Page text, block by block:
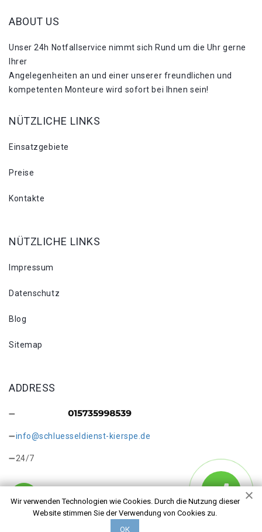
Wir verwenden Technologien wie Cookies. Durch die Nutzung dieser
Website stimmen Sie der Verwendung von Cookies zu.
ОК
ABOUT US
Unser 24h Notfallservice nimmt sich Rund um die Uhr gerne
Ihrer
Angelegenheiten an und einer unserer freundlichen und
kompetenten Monteure wird sofort bei Ihnen sein!
NÜTZLICHE LINKS
Einsatzgebiete
Preise
Kontakte
NÜTZLICHE LINKS
Impressum
Datenschutz
Blog
Sitemap
ADDRESS
info@schluesseldienst-kierspe.de
24/7
Copyright © 2026 Schlüsseldienst Kierspe Höckinghausen.